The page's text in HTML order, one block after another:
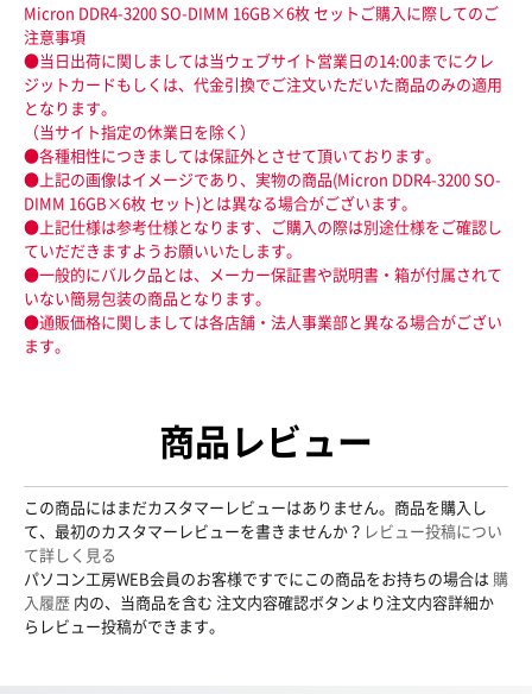
Micron DDR4-3200 SO-DIMM 16GB×6枚 セットご購入に際してのご
注意事項
●当日出荷に関しましては当ウェブサイト営業日の14:00までにクレ
ジットカードもしくは、代金引換でご注文いただいた商品のみの適用
となります。
（当サイト指定の休業日を除く）
●各種相性につきましては保証外とさせて頂いております。
●上記の画像はイメージであり、実物の商品(Micron DDR4-3200 SO-
DIMM 16GB×6枚 セット)とは異なる場合がございます。
●上記仕様は参考仕様となります、ご購入の際は別途仕様をご確認し
ていだだきますようお願いいたします。
●一般的にバルク品とは、メーカー保証書や説明書・箱が付属されて
いない簡易包装の商品となります。
●通販価格に関しましては各店舗・法人事業部と異なる場合がござい
ます。
商品レビュー
この商品にはまだカスタマーレビューはありません。商品を購入し
て、最初のカスタマーレビューを書きませんか？ レビュー投稿につい
て詳しく見る
パソコン工房WEB会員のお客様ですでにこの商品をお持ちの場合は 購
入履歴 内の、当商品を含む 注文内容確認ボタンより注文内容詳細か
らレビュー投稿ができます。